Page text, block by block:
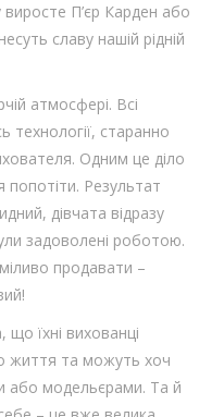
П’єр Карден або
славу нашій рідній
атмосфері. Всі
технології, старанно
Одним це діло
Результат
дівчата відразу
задоволені роботою.
продавати –
що їхні вихованці
життя та можуть хоч
або модельєрами. Та й